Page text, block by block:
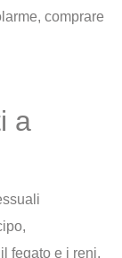
comprare
a
fegato e i reni.